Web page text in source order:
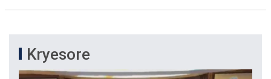
Kryesore